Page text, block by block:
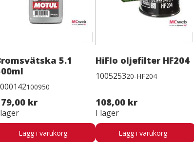
5.1
100950
kr
Lägg i varukorg
HiFlo oljefilter HF204
100525320-HF204
108,00 kr
I lager
Lägg i varukorg